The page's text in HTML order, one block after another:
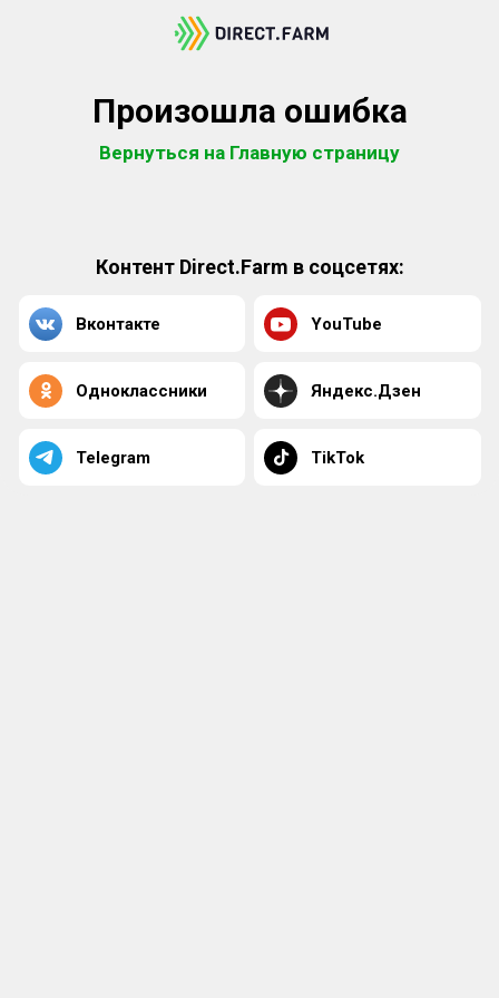
Произошла ошибка
Вернуться на Главную страницу
Контент Direct.Farm в соцсетях:
Вконтакте YouTube
Одноклассники Яндекс.Дзен
Telegram TikTok